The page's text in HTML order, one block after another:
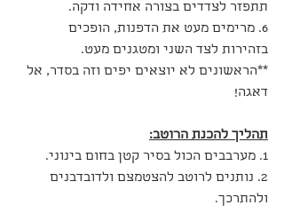
תתפזר לצדדים בצורה אחידה ודקה.
6. מרימים מעט את הדפנות, הופכים
בזהירות לצד השני ומטגנים מעט.
**הראשונים לא יוצאים יפים וזה בסדר, אל
דאגה!
תהליך להכנת הרוטב:
1. מערבבים הכול בסיר קטן בחום בינוני.
2. נותנים לרוטב להצטמצם ולדובדבנים
ולהתרכך.